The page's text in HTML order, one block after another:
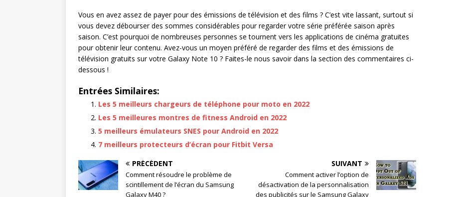
Vous en avez assez de payer pour des émissions de télévision et des films ? C’est vite lassant, surtout si
vous devez débourser des sommes considérables pour regarder votre série préférée saison après
saison. C’est pourquoi de nombreuses personnes se tournent vers les applications de cinéma gratuites
pour obtenir leur contenu. Avez-vous un moyen préféré de regarder des films et des émissions de
télévision gratuits sur votre Galaxy Note 10 ? Faites-le nous savoir dans la section des commentaires ci-
dessous !
Entrées Similaires:
Les 5 meilleurs chargeurs de téléphone pour moto en 2022
Les 5 meilleures montres de fitness Android en 2022
5 meilleurs émulateurs SNES pour Android en 2022
7 meilleurs protecteurs d’écran pour Fitbit Versa
PRÉCÉDENT
Comment résoudre le problème de
scintillement de l’écran du Samsung
Galaxy M40 ?
SUIVANT
Comment activer l’option de
désactivation de la personnalisation
des publicités sur le Samsung Galaxy